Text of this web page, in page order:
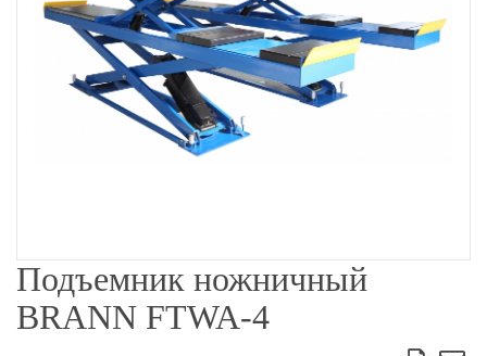
Подъемник ножничный
BRANN FTWA-4